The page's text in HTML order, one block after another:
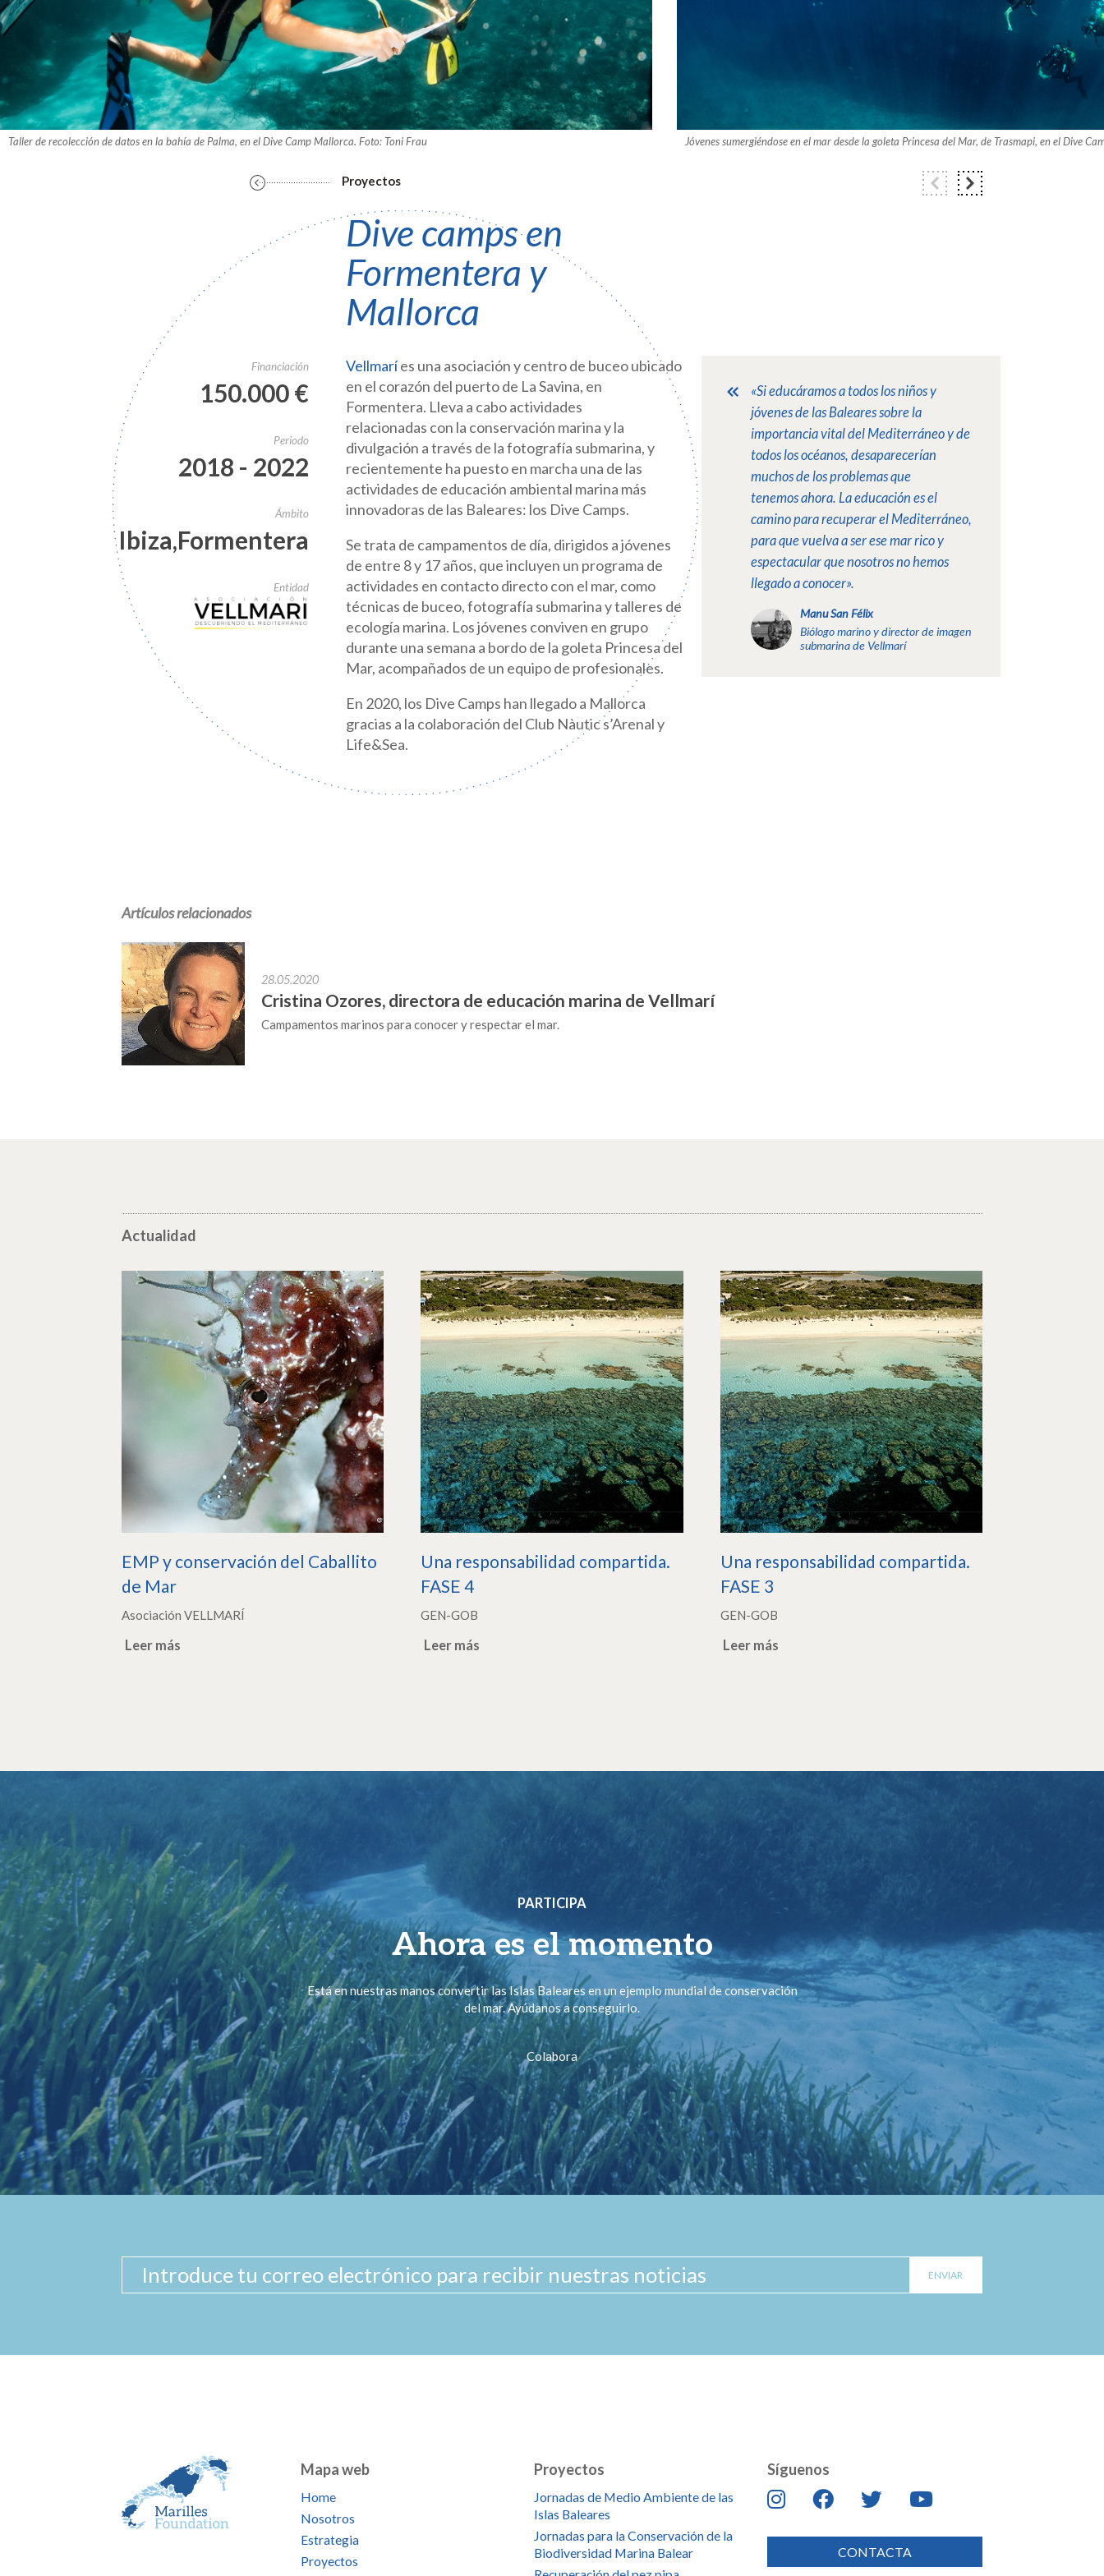
Taller de recolección de datos en la bahía de Palma, en el Dive Camp Mallorca. Foto: Toni Frau Jóvenes sumergiéndose en el mar desde la goleta Princesa del Mar, de Trasmapi, en el Dive
Proyectos
Dive camps en
Formentera y
Mallorca
Financiación
150.000 €
Periodo
2018 - 2022
Ámbito
Ibiza,Formentera
Entidad
Vellmaríes una asociación y centro de buceo ubicado
en el corazón del puerto de La Savina, en
Formentera. Lleva a cabo actividades
relacionadas con la conservación marina y la
divulgación a través de la fotografía submarina, y
recientemente ha puesto en marcha una de las
actividades de educación ambiental marina más
innovadoras de las Baleares: los Dive Camps.
Se trata de campamentos de día, dirigidos a jóvenes
de entre 8 y 17 años, que incluyen un programa de
actividades en contacto directo con el mar, como
técnicas de buceo, fotografía submarina y talleres de
ecología marina. Los jóvenes conviven en grupo
durante una semana a bordo de la goleta Princesa del
Mar, acompañados de un equipo de profesionales.
En 2020, los Dive Camps han llegado a Mallorca
gracias a la colaboración del Club Nàutic s’Arenal y
Life&Sea.
«Si educáramos a todos los niños y
jóvenes de las Baleares sobre la
importancia vital del Mediterráneo y de
todos los océanos, desaparecerían
muchos de los problemas que
tenemos ahora. La educación es el
camino para recuperar el Mediterráneo,
para que vuelva a ser ese mar rico y
espectacular que nosotros no hemos
llegado a conocer».
Manu San Félix
Biólogo marino y director de imagen
submarina de Vellmarí
Artículos relacionados
28.05.2020
Cristina Ozores, directora de educación marina de Vellmarí
Campamentos marinos para conocer y respectar el mar.
Actualidad
EMP y conservación del Caballito
de Mar
Asociación VELLMARÍ
Leer más
Una responsabilidad compartida.
FASE 4
GEN-GOB
Leer más
Una responsabilidad compartida.
FASE 3
GEN-GOB
Leer más
PARTICIPA
Ahora es el momento
Está en nuestras manos convertir las Islas Baleares en un ejemplo mundial de conservación
del mar. Ayúdanos a conseguirlo.
Colabora
Mapa web
Home
Nosotros
Estrategia
Proyectos
Proyectos
Jornadas de Medio Ambiente de las
Islas Baleares
Jornadas para la Conservación de la
Biodiversidad Marina Balear
Síguenos
CONTACTA